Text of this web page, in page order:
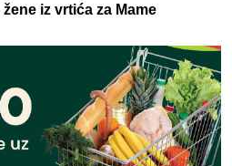
iz vrtića za Mame